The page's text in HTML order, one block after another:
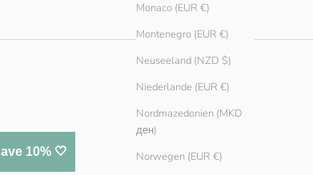
Monaco (EUR €)
Montenegro (EUR €)
Neuseeland (NZD $)
Niederlande (EUR €)
Nordmazedonien (MKD
ден)
Norwegen (EUR €)
10% 🤍